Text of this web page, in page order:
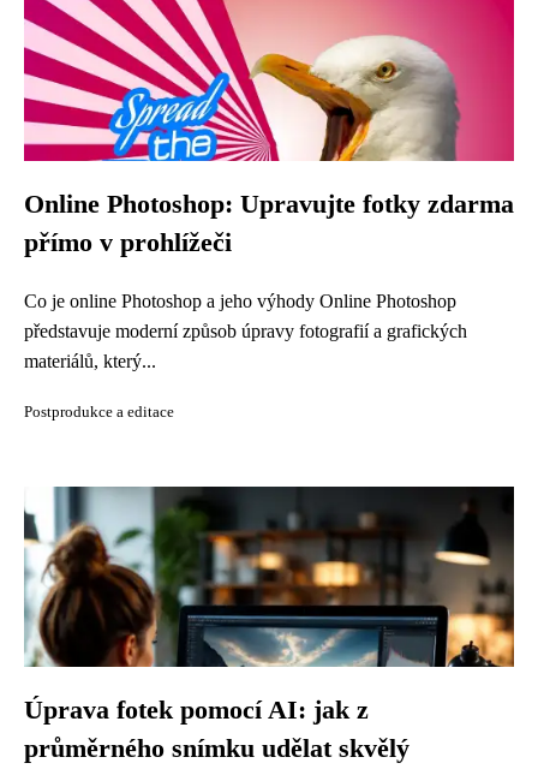
Online Photoshop: Upravujte fotky zdarma
přímo v prohlížeči
Co je online Photoshop a jeho výhody Online Photoshop
představuje moderní způsob úpravy fotografií a grafických
materiálů, který...
Postprodukce a editace
Úprava fotek pomocí AI: jak z
průměrného snímku udělat skvělý